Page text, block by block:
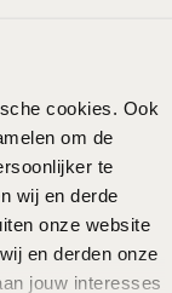
cookies. Ook
om de
te
wij en derde
onze website
en derden onze
jouw interesses
12
-50%